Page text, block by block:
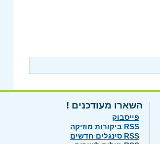
השארו מעודכנים !
פייסבוק
RSS ביקורות מוזיקה
RSS סינגלים חדשים